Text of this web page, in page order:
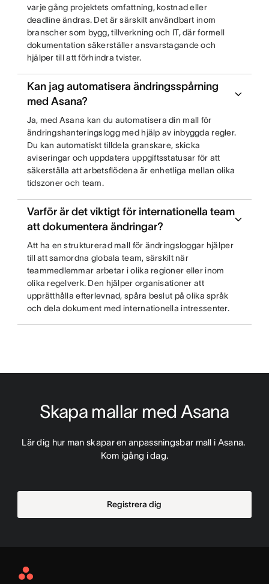
varje gång projektets omfattning, kostnad eller
deadline ändras. Det är särskilt användbart inom
branscher som bygg, tillverkning och IT, där formell
dokumentation säkerställer ansvarstagande och
hjälper till att förhindra tvister.
Kan jag automatisera ändringsspårning
med Asana?
Ja, med Asana kan du automatisera din mall för
ändringshanteringslogg med hjälp av inbyggda regler.
Du kan automatiskt tilldela granskare, skicka
aviseringar och uppdatera uppgiftsstatusar för att
säkerställa att arbetsflödena är enhetliga mellan olika
tidszoner och team.
Varför är det viktigt för internationella team
att dokumentera ändringar?
Att ha en strukturerad mall för ändringsloggar hjälper
till att samordna globala team, särskilt när
teammedlemmar arbetar i olika regioner eller inom
olika regelverk. Den hjälper organisationer att
upprätthålla efterlevnad, spåra beslut på olika språk
och dela dokument med internationella intressenter.
Skapa mallar med Asana
Lär dig hur man skapar en anpassningsbar mall i Asana.
Kom igång i dag.
Registrera dig
Asana